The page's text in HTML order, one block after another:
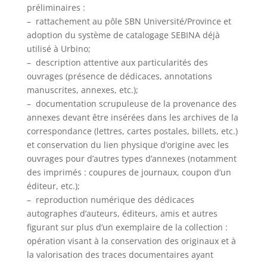
préliminaires :
– rattachement au pôle SBN Université/Province et
adoption du système de catalogage SEBINA déjà
utilisé à Urbino;
– description attentive aux particularités des
ouvrages (présence de dédicaces, annotations
manuscrites, annexes, etc.);
– documentation scrupuleuse de la provenance des
annexes devant être insérées dans les archives de la
correspondance (lettres, cartes postales, billets, etc.)
et conservation du lien physique d’origine avec les
ouvrages pour d’autres types d’annexes (notamment
des imprimés : coupures de journaux, coupon d’un
éditeur, etc.);
– reproduction numérique des dédicaces
autographes d’auteurs, éditeurs, amis et autres
figurant sur plus d’un exemplaire de la collection :
opération visant à la conservation des originaux et à
la valorisation des traces documentaires ayant